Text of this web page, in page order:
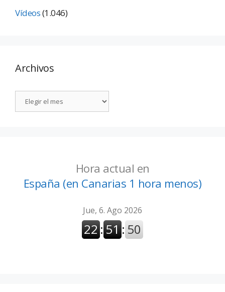
Vídeos(1.046)
Archivos
Hora actual en
España (en Canarias 1 hora menos)